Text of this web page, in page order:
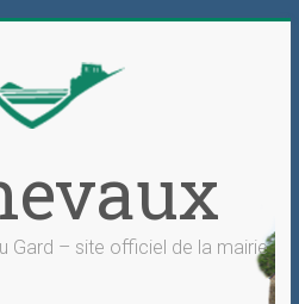
Gard – site officiel de la mairie